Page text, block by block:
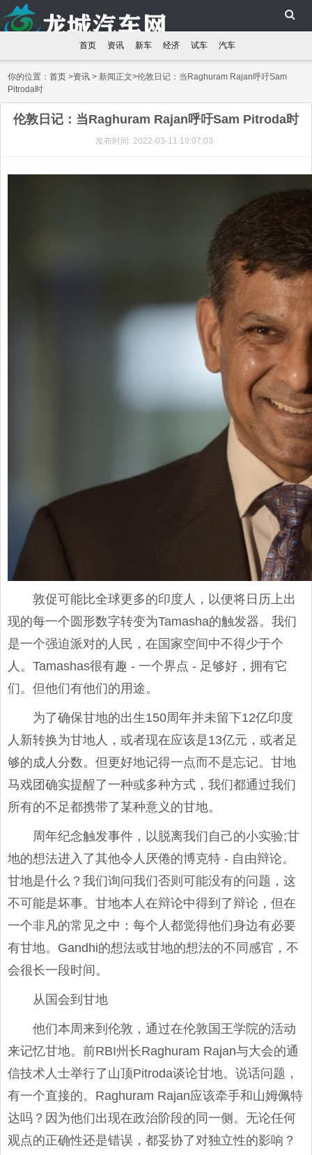
首页 资讯 新车 经济 试车 汽车
你的位置：首页 >资讯 > 新闻正文>伦敦日记：当Raghuram Rajan呼吁Sam
Pitroda时
伦敦日记：当Raghuram Rajan呼吁Sam Pitroda时
发布时间: 2022-03-11 19:07:03
敦促可能比全球更多的印度人，以便将日历上出
现的每一个圆形数字转变为Tamasha的触发器。我们
是一个强迫派对的人民，在国家空间中不得少于个
人。Tamashas很有趣 - 一个界点 - 足够好，拥有它
们。但他们有他们的用途。
为了确保甘地的出生150周年并未留下12亿印度
人新转换为甘地人，或者现在应该是13亿元，或者足
够的成人分数。但更好地记得一点而不是忘记。甘地
马戏团确实提醒了一种或多种方式，我们都通过我们
所有的不足都携带了某种意义的甘地。
周年纪念触发事件，以脱离我们自己的小实验;甘
地的想法进入了其他令人厌倦的博克特 - 自由辩论。
甘地是什么？我们询问我们否则可能没有的问题，这
不可能是坏事。甘地本人在辩论中得到了辩论，但在
一个非凡的常见之中：每个人都觉得他们身边有必要
有甘地。Gandhi的想法或甘地的想法的不同感官，不
会很长一段时间。
从国会到甘地
他们本周来到伦敦，通过在伦敦国王学院的活动
来记忆甘地。前RBI州长Raghuram Rajan与大会的通
信技术人士举行了山顶Pitroda谈论甘地。说话问题，
有一个直接的。Raghuram Rajan应该牵手和山姆佩特
达吗？因为他们出现在政治阶段的同一侧。无论任何
观点的正确性还是错误，都妥协了对独立性的影响？